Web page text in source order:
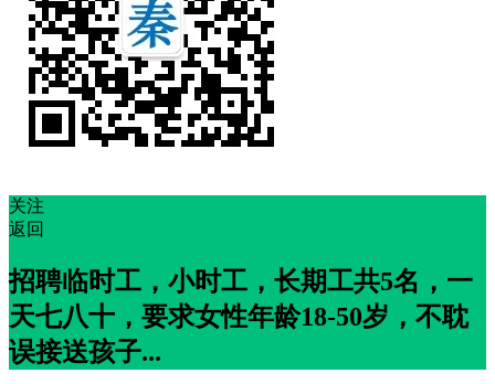
关注
返回
招聘临时工，小时工，长期工共5名，一
天七八十，要求女性年龄18-50岁，不耽
误接送孩子...